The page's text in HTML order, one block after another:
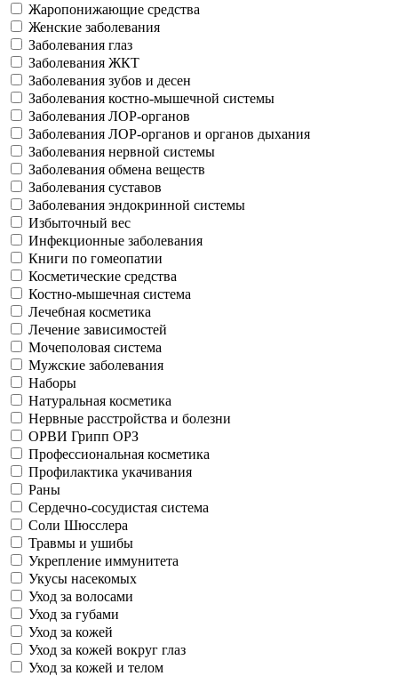
Жаропонижающие средства
Женские заболевания
Заболевания глаз
Заболевания ЖКТ
Заболевания зубов и десен
Заболевания костно-мышечной системы
Заболевания ЛОР-органов
Заболевания ЛОР-органов и органов дыхания
Заболевания нервной системы
Заболевания обмена веществ
Заболевания суставов
Заболевания эндокринной системы
Избыточный вес
Инфекционные заболевания
Книги по гомеопатии
Косметические средства
Костно-мышечная система
Лечебная косметика
Лечение зависимостей
Мочеполовая система
Мужские заболевания
Наборы
Натуральная косметика
Нервные расстройства и болезни
ОРВИ Грипп ОРЗ
Профессиональная косметика
Профилактика укачивания
Раны
Сердечно-сосудистая система
Соли Шюсслера
Травмы и ушибы
Укрепление иммунитета
Укусы насекомых
Уход за волосами
Уход за губами
Уход за кожей
Уход за кожей вокруг глаз
Уход за кожей и телом